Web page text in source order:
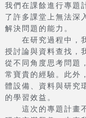
我們在課餘進行專題
了許多課堂上無法深
解決問題的能力。
在研究過程中，我
授討論與資料查找，
從不同角度思考問題
常寶貴的經驗。此外
體設備、資料與研究
的學習效益。
這次的專題計畫不